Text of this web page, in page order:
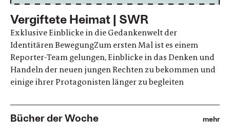
Vergiftete Heimat | SWR
Exklusive Einblicke in die Gedankenwelt der
Identitären BewegungZum ersten Mal ist es einem
Reporter-Team gelungen, Einblicke in das Denken und
Handeln der neuen jungen Rechten zu bekommen und
einige ihrer Protagonisten länger zu begleiten
Bücher der Woche mehr